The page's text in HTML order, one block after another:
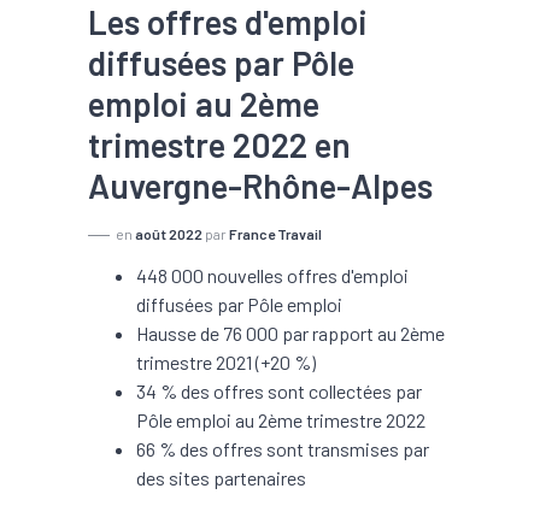
Les offres d'emploi
diffusées par Pôle
emploi au 2ème
trimestre 2022 en
Auvergne-Rhône-Alpes
en août 2022 par France Travail
448 000 nouvelles offres d'emploi
diffusées par Pôle emploi
Hausse de 76 000 par rapport au 2ème
trimestre 2021 (+20 %)
34 % des offres sont collectées par
Pôle emploi au 2ème trimestre 2022
66 % des offres sont transmises par
des sites partenaires